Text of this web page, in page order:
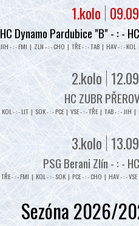
1.kolo
HC Dynamo Pardubice "B" - : -
JIH - : - FMI | ZLN - : - CHO | TŘE - : - TAB | HAV - : - KOL
2.kolo
HC ZUBR
KOL - : - LIT | SOK - : - PCE | VSE - : - TŘE | TAB - : - JIH
3.kolo
PSG Berani Zlín - : -
TŘE - : - FMI | KOL - : - SOK | PCE - : - CHO | HAV - : -
Sezóna 2026/